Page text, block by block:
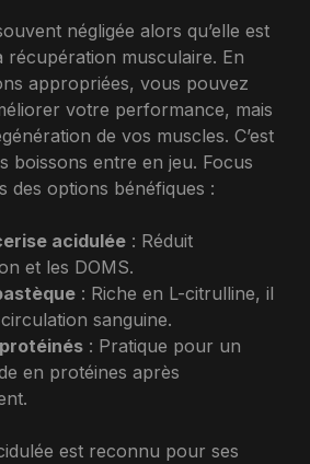
négligée alors qu’elle est
récupération musculaire. En
appropriées, vous pouvez
votre performance, mais
de vos muscles. C’est
boissons entre en jeu. Focus
des options bénéfiques :
acidulée : Réduit
et les DOMS.
: Riche en L-citrulline, il
sanguine.
: Pratique pour un
en protéines après
est reconnu pour ses